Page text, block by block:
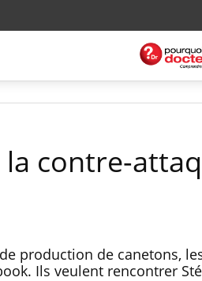
contre-
production de canetons,
Ils veulent rencontrer